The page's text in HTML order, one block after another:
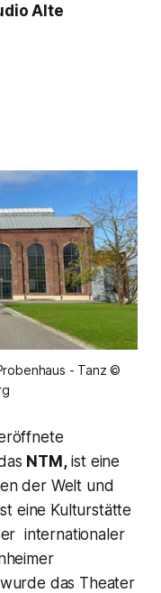
Alte
- Tanz ©
NTM,ist eine
der Welt und
eine Kulturstätte
internationaler
wurde das Theater